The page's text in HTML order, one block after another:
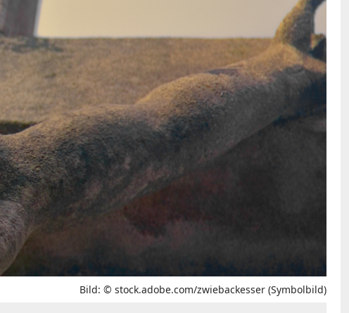
Bild: © stock.adobe.com/zwiebackesser (Symbolbild)